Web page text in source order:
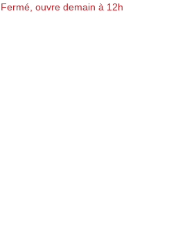
Fermé, ouvre demain à 12h